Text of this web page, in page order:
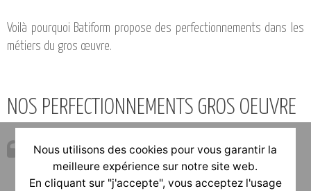
Voilà pourquoi Batiform propose des perfectionnements dans les
métiers du gros œuvre.
NOS PERFECTIONNEMENTS GROS OEUVRE
Coffrage Bois
Connaissance des bétons
Nous utilisons des cookies pour vous garantir la
meilleure expérience sur notre site web.
En cliquant sur "j'accepte", vous acceptez l'usage